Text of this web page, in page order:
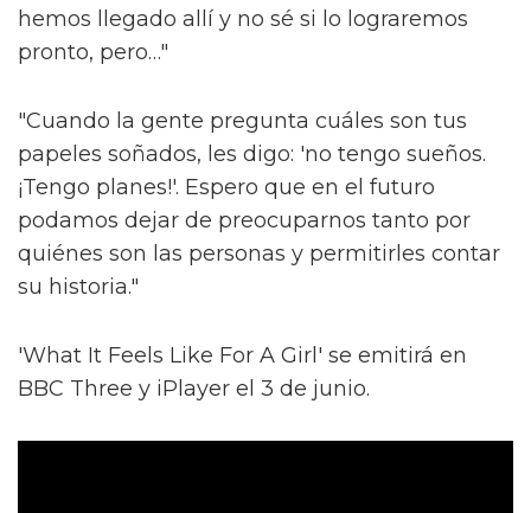
hemos llegado allí y no sé si lo lograremos
pronto, pero…"
"Cuando la gente pregunta cuáles son tus
papeles soñados, les digo: 'no tengo sueños.
¡Tengo planes!'. Espero que en el futuro
podamos dejar de preocuparnos tanto por
quiénes son las personas y permitirles contar
su historia."
'What It Feels Like For A Girl' se emitirá en
BBC Three y iPlayer el 3 de junio.